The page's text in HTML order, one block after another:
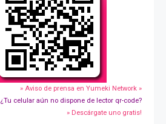
» Aviso de prensa en Yumeki Network »
¿Tu celular aún no dispone de lector qr-code?
» Descárgate uno gratis!